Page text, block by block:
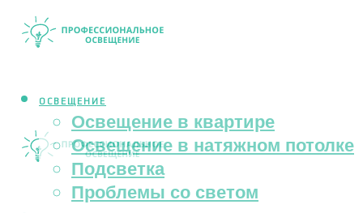
ОСВЕЩЕНИЕ
Освещение в квартире
Освещение в натяжном потолке
Подсветка
Проблемы со светом